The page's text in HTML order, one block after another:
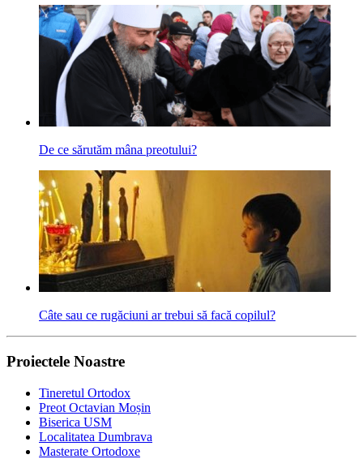
De ce sărutăm mâna preotului?
Câte sau ce rugăciuni ar trebui să facă copilul?
Proiectele Noastre
Tineretul Ortodox
Preot Octavian Moșin
Biserica USM
Localitatea Dumbrava
Masterate Ortodoxe